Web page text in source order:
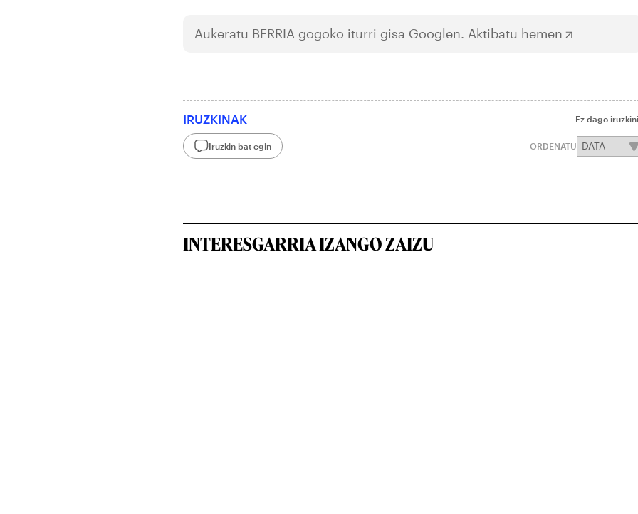
Aukeratu BERRIA gogoko iturri gisa Googlen. Aktibatu hemen
IRUZKINAK Ez dago
Iruzkin bat egin ORDENATU
INTERESGARRIA IZANGO ZAIZU